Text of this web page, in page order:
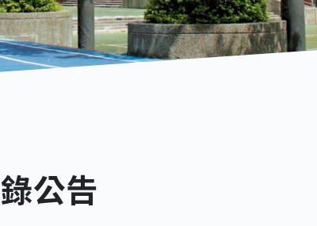
世界第一學府！
公告